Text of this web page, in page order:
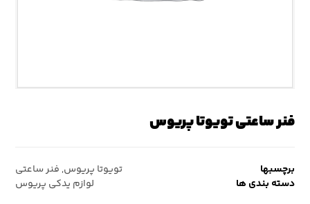
فنر ساعتی تویوتا پریوس
برچسبها تویوتا پریوس, فنر ساعتی
دسته بندی ها
لوازم یدکی پریوس